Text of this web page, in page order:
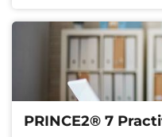
PRINCE2® 7